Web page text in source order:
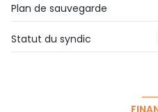
Plan de sauvegarde
Statut du syndic